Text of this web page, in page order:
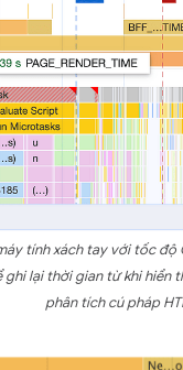
tính xách tay với tốc
ghi lại thời gian từ khi
phân tích cú pháp